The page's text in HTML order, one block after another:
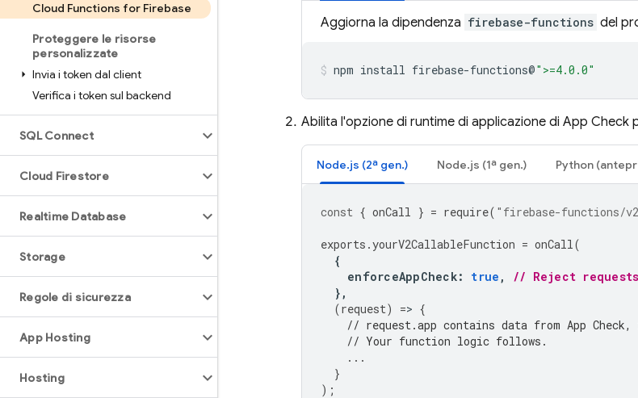
Cloud Functions for Firebase
Proteggere le risorse
personalizzate
Invia i token dal client
Verifica i token sul backend
SQL Connect
Cloud Firestore
Realtime Database
Storage
Regole di sicurezza
App Hosting
Hosting
Aggiorna la dipendenza firebase-functions del
npm install firebase-functions@">=4.0.0"
Abilita l'opzione di runtime di applicazione di App Check
Node.js (2ª gen.) Node.js (1ª gen.) Python
const { onCall } = require( "firebase-functions/
exports .yourV2CallableFunction = onCall(
{
enforceAppCheck: true ,
// Reject
},
(request) => {
// request.app contains data from App
// Your function logic follows.
...
}
);